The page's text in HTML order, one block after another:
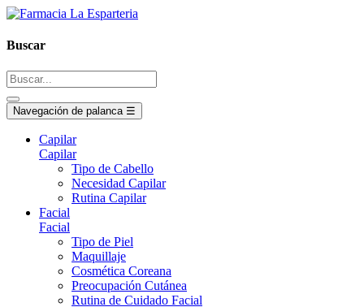
Buscar
Navegación de palanca ☰
Capilar
Capilar
Tipo de Cabello
Necesidad Capilar
Rutina Capilar
Facial
Facial
Tipo de Piel
Maquillaje
Cosmética Coreana
Preocupación Cutánea
Rutina de Cuidado Facial